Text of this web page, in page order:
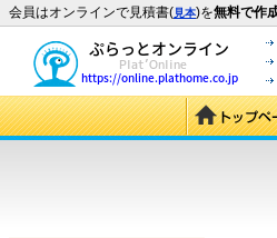
会員はオンラインで見積書(見本)を無料で作